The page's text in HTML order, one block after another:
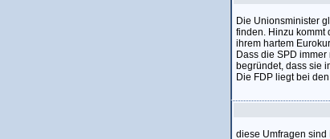
Die Unionsminister
finden. Hinzu kommt
ihrem hartem
Dass die SPD
begründet, dass sie
Die FDP liegt bei
diese Umfragen